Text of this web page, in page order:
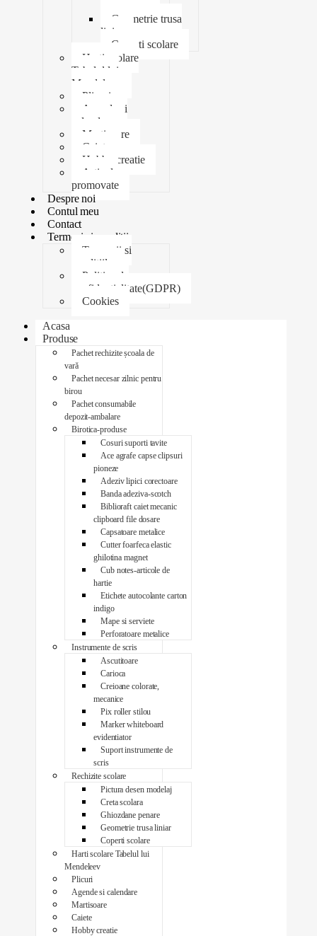
Geometrie trusa
liniar
Coperti scolare
Harti scolare
Tabelul lui
Mendeleev
Plicuri
Agende si
calendare
Martisoare
Caiete
Hobby creatie
Articole
promovate
Despre noi
Contul meu
Contact
Termeni si conditii
Termenii si
conditiile
Politica de
confidentialitate(GDPR)
Cookies
Acasa
Produse
Pachet rechizite școala de
vară
Pachet necesar zilnic pentru
birou
Pachet consumabile
depozit-ambalare
Birotica-produse
Cosuri suporti tavite
Ace agrafe capse clipsuri
pioneze
Adeziv lipici corectoare
Banda adeziva-scotch
Biblioraft caiet mecanic
clipboard file dosare
Capsatoare metalice
Cutter foarfeca elastic
ghilotina magnet
Cub notes-articole de
hartie
Etichete autocolante carton
indigo
Mape si serviete
Perforatoare metalice
Instrumente de scris
Ascutitoare
Carioca
Creioane colorate,
mecanice
Pix roller stilou
Marker whiteboard
evidentiator
Suport instrumente de
scris
Rechizite scolare
Pictura desen modelaj
Creta scolara
Ghiozdane penare
Geometrie trusa liniar
Coperti scolare
Harti scolare Tabelul lui
Mendeleev
Plicuri
Agende si calendare
Martisoare
Caiete
Hobby creatie